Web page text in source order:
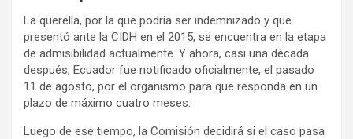
La querella, por la que podría ser indemnizado y que
presentó ante la CIDH en el 2015, se encuentra en la etapa
de admisibilidad actualmente. Y ahora, casi una década
después, Ecuador fue notificado oficialmente, el pasado
11 de agosto, por el organismo para que responda en un
plazo de máximo cuatro meses.
Luego de ese tiempo, la Comisión decidirá si el caso pasa